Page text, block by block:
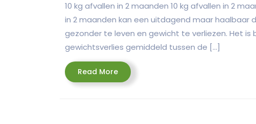
10 kg afvallen in 2 maanden 10 kg afvallen in 2
in 2 maanden kan een uitdagend maar haalbaar
gezonder te leven en gewicht te verliezen. Het
gewichtsverlies gemiddeld tussen de […]
Read MoreRead
More